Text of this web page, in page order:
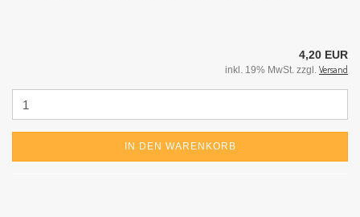
4,20 EUR
inkl. 19% MwSt. zzgl. Versand
IN DEN WARENKORB